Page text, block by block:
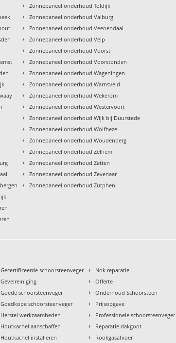
› Zonnepaneel onderhoud Toldijk
› Zonnepaneel onderhoud Valburg
› Zonnepaneel onderhoud Veenendaal
› Zonnepaneel onderhoud Velp
› Zonnepaneel onderhoud Voorst
› Zonnepaneel onderhoud Voorstonden
› Zonnepaneel onderhoud Wageningen
› Zonnepaneel onderhoud Warnsveld
› Zonnepaneel onderhoud Wekerom
› Zonnepaneel onderhoud Westervoort
› Zonnepaneel onderhoud Wijk bij Duurstede
› Zonnepaneel onderhoud Wolfheze
› Zonnepaneel onderhoud Woudenberg
› Zonnepaneel onderhoud Zelhem
› Zonnepaneel onderhoud Zetten
› Zonnepaneel onderhoud Zevenaar
› Zonnepaneel onderhoud Zutphen
Gecertificeerde schoorsteenveger
Gevelreiniging
Goede schoorsteenveger
Goedkope schoorsteenveger
Herstel werkzaamheden
Houtkachel aanschaffen
Houtkachel installeren
› Nok reparatie
› Offerte
› Onderhoud Schoorsteen
› Prijsopgave
› Professionele schoorsteenveger
› Reparatie dakgoot
› Rookgasafvoer